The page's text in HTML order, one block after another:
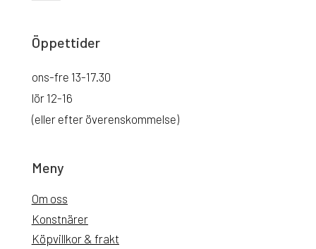
Öppettider
ons-fre 13-17.30
lör 12-16
(eller efter överenskommelse)
Meny
Om oss
Konstnärer
Köpvillkor & frakt